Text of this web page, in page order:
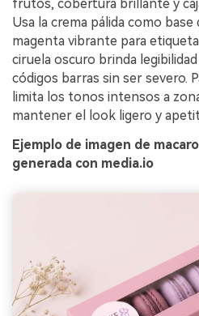
frutos, cobertura brillante y
Usa la crema pálida como base
magenta vibrante para
ciruela oscuro brinda
códigos barras sin ser severo.
limita los tonos intensos a
mantener el look ligero y
Ejemplo de imagen de
generada con media.io